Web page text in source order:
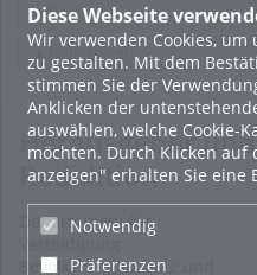
Diese Webseite
Wir verwenden Cookies,
zu gestalten. Mit dem
stimmen Sie der
Anklicken der
auswählen, welche Cookie-
möchten. Durch Klicken auf
anzeigen" erhalten Sie eine
Notwendig
Präferenzen
Featured
Beliebtheit
Herausgeber und
Redaktion
Departement für
Bevölkerungsschutz und